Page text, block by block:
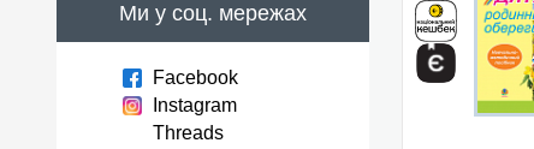
Ми у соц. мережах
Facebook
Instagram
Threads